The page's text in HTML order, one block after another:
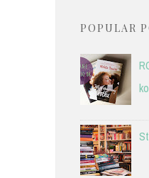
POPULAR